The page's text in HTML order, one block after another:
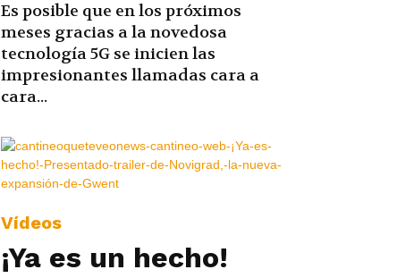
Es posible que en los próximos
meses gracias a la novedosa
tecnología 5G se inicien las
impresionantes llamadas cara a
cara...
Vídeos
¡Ya es un hecho!